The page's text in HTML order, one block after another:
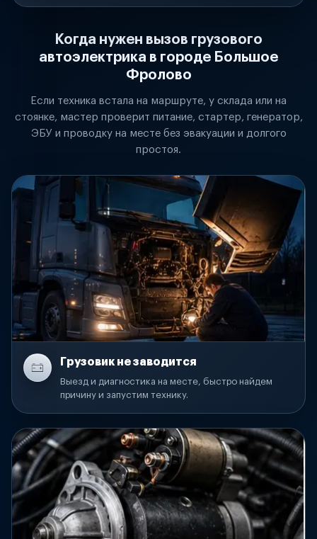
Когда нужен вызов грузового
автоэлектрика в городе Большое
Фролово
Если техника встала на маршруте, у склада или на
стоянке, мастер проверит питание, стартер, генератор,
ЭБУ и проводку на месте без эвакуации и долгого
простоя.
Грузовик не заводится
Выезд и диагностика на месте, быстро найдем
причину и запустим технику.